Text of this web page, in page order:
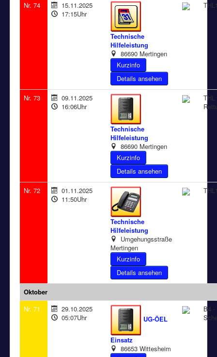
Nr. 74
15.11.2025
17:15Uhr
Technische
Hilfeleistung
86690 Mertingen
Details ansehen
Nr. 73
09.11.2025
16:06Uhr
Technische
Hilfeleistung
86690 Mertingen
Details ansehen
THL
Nr. 72
01.11.2025
11:50Uhr
Technische
Hilfeleistung
Umgehungsstraße
Mertingen
Details ansehen
Oktober
Nr. 71
29.10.2025
05:07Uhr
UG-ÖEL
Einsatz
86653 Wittesheim
B4